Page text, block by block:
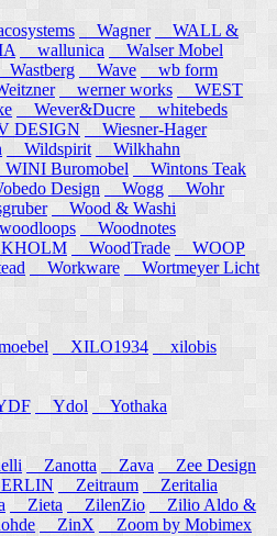
Wagner
WALL &
wallunica
Walser Mobel
Wastberg Wave
wb form
werner works
WEST
Wever&Ducre
whitebeds
DESIGN
Wiesner-Hager
Wildspirit
Wilkhahn
Buromobel
Wintons Teak
Design Wogg
Wohr
Wood & Washi
Woodnotes
WoodTrade
WOOP
Workware
Wortmeyer Licht
XILO1934 xilobis
Ydol Yothaka
Zanotta Zava
Zee Design
Zeitraum
Zeritalia
Zieta ZilenZio
Zilio Aldo &
ZinX
Zoom by Mobimex